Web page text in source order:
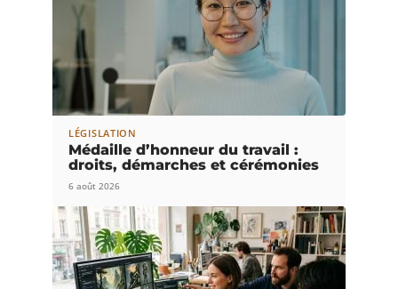
LÉGISLATION
Médaille d’honneur du travail :
droits, démarches et cérémonies
6 août 2026